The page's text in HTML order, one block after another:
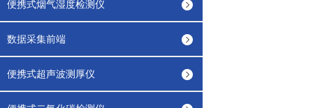
便携式烟气湿度检测仪
数据采集前端
便携式超声波测厚仪